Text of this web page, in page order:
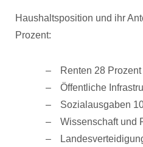
Haushaltsposition und ihr
Prozent:
Renten 28 Prozent
Öffentliche
Sozialausgaben
Wissenschaft und